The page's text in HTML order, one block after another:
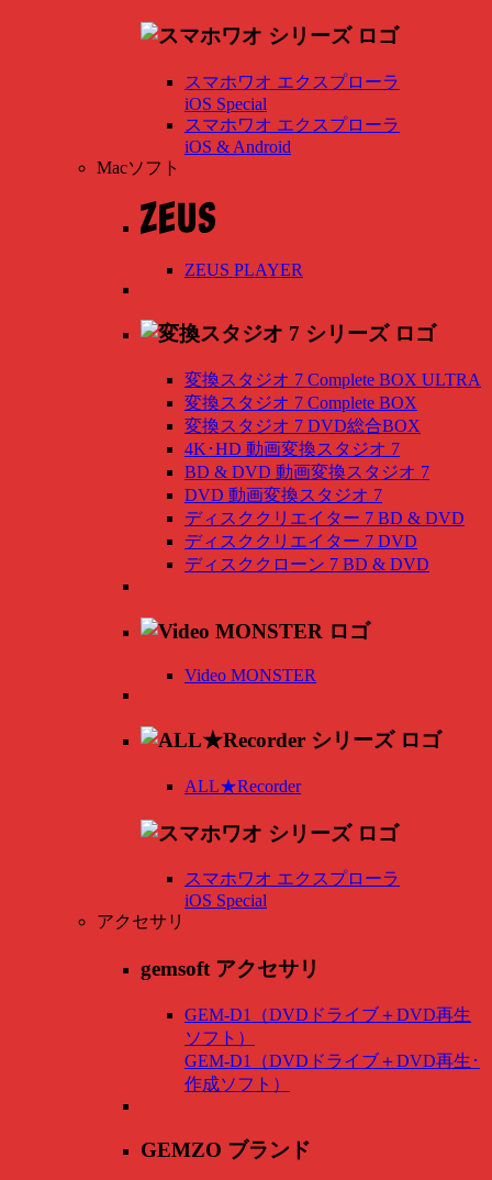
スマホワオ エクスプローラ
iOS Special
スマホワオ エクスプローラ
iOS & Android
Macソフト
ZEUS PLAYER
変換スタジオ 7 Complete BOX ULTRA
変換スタジオ 7 Complete BOX
変換スタジオ 7 DVD総合BOX
4K･HD 動画変換スタジオ 7
BD & DVD 動画変換スタジオ 7
DVD 動画変換スタジオ 7
ディスククリエイター 7 BD & DVD
ディスククリエイター 7 DVD
ディスククローン 7 BD & DVD
Video MONSTER
ALL★Recorder
スマホワオ エクスプローラ
iOS Special
アクセサリ
gemsoft アクセサリ
GEM-D1（DVDドライブ＋DVD再生
ソフト）
GEM-D1（DVDドライブ＋DVD再生･
作成ソフト）
GEMZO ブランド